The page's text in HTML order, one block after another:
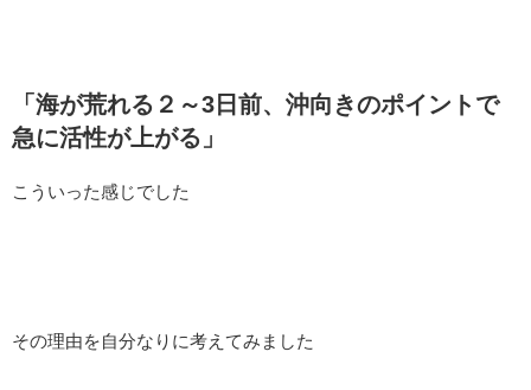
「海が荒れる２～3日前、沖向きのポイントで
急に活性が上がる」
こういった感じでした
その理由を自分なりに考えてみました